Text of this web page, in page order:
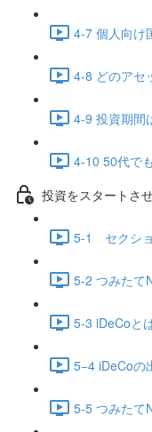
4-7 個人向け
4-8 どのアセ
4-9 投資期間
4-10 50代で
投資をスタートさ
5-1 セクシ
5-2 つみたて
5-3 iDeCoと
5−4 iDeCoの
5-5 つみたて